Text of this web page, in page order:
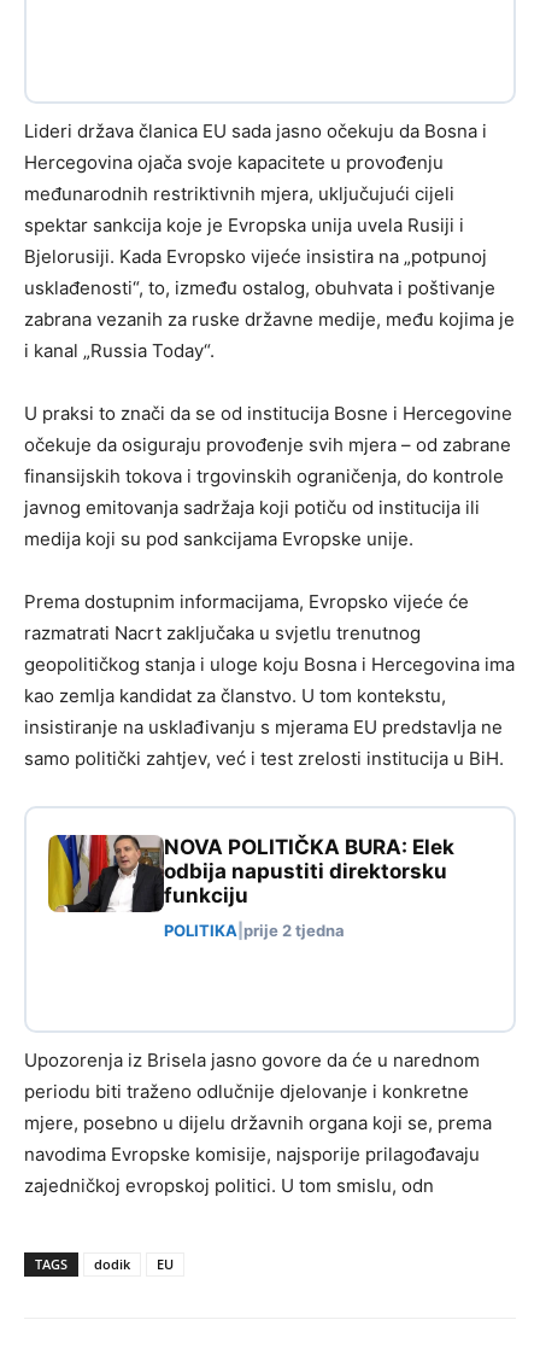
Lideri država članica EU sada jasno očekuju da Bosna i
Hercegovina ojača svoje kapacitete u provođenju
međunarodnih restriktivnih mjera, uključujući cijeli
spektar sankcija koje je Evropska unija uvela Rusiji i
Bjelorusiji. Kada Evropsko vijeće insistira na „potpunoj
usklađenosti“, to, između ostalog, obuhvata i poštivanje
zabrana vezanih za ruske državne medije, među kojima je
i kanal „Russia Today“.
U praksi to znači da se od institucija Bosne i Hercegovine
očekuje da osiguraju provođenje svih mjera – od zabrane
finansijskih tokova i trgovinskih ograničenja, do kontrole
javnog emitovanja sadržaja koji potiču od institucija ili
medija koji su pod sankcijama Evropske unije.
Prema dostupnim informacijama, Evropsko vijeće će
razmatrati Nacrt zaključaka u svjetlu trenutnog
geopolitičkog stanja i uloge koju Bosna i Hercegovina ima
kao zemlja kandidat za članstvo. U tom kontekstu,
insistiranje na usklađivanju s mjerama EU predstavlja ne
samo politički zahtjev, već i test zrelosti institucija u BiH.
NOVA POLITIČKA BURA: Elek
odbija napustiti direktorsku
funkciju
POLITIKA prije 2 tjedna
Upozorenja iz Brisela jasno govore da će u narednom
periodu biti traženo odlučnije djelovanje i konkretne
mjere, posebno u dijelu državnih organa koji se, prema
navodima Evropske komisije, najsporije prilagođavaju
zajedničkoj evropskoj politici. U tom smislu, odn
TAGS dodik EU